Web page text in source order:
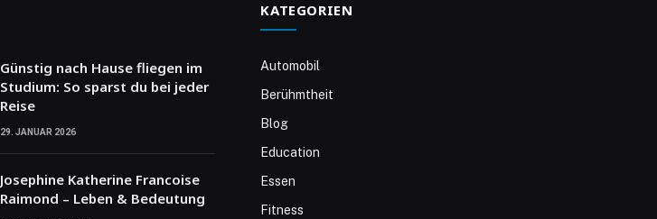
Günstig nach Hause fliegen im
Studium: So sparst du bei jeder
Reise
29. JANUAR 2026
Josephine Katherine Francoise
Raimond – Leben & Bedeutung
KATEGORIEN
Automobil
Berühmtheit
Blog
Education
Essen
Fitness